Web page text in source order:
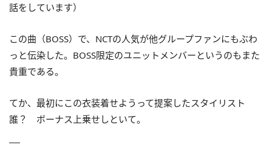
話をしています）
この曲（BOSS）で、NCTの人気が他グループファンにもぶわ
っと伝染した。BOSS限定のユニットメンバーというのもまた
貴重である。
てか、最初にこの衣装着せようって提案したスタイリスト
誰？ ボーナス上乗せしといて。